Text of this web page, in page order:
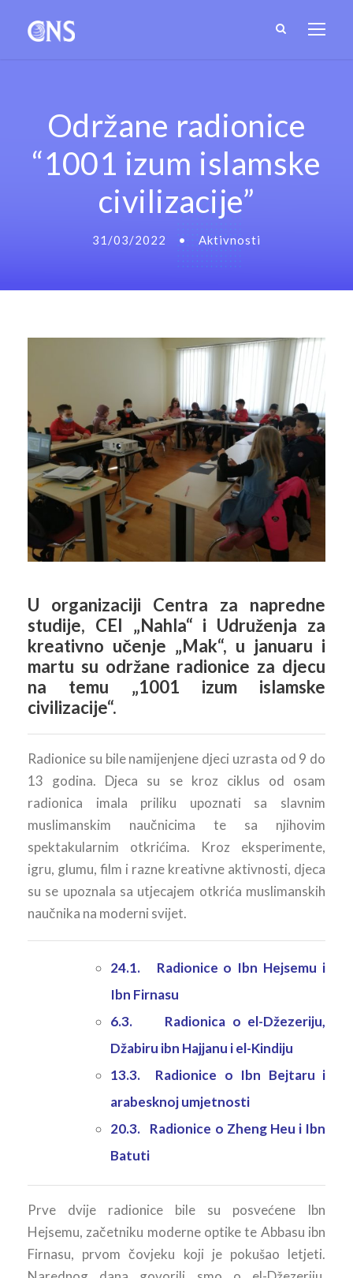
Održane radionice
“1001 izum islamske
civilizacije”
31/03/2022 • Aktivnosti
U organizaciji Centra za napredne
studije, CEI „Nahla“ i Udruženja za
kreativno učenje „Mak“, u januaru i
martu su održane radionice za djecu
na temu „1001 izum islamske
civilizacije“.
Radionice su bile namijenjene djeci uzrasta od 9 do
13 godina. Djeca su se kroz ciklus od osam
radionica imala priliku upoznati sa slavnim
muslimanskim naučnicima te sa njihovim
spektakularnim otkrićima. Kroz eksperimente,
igru, glumu, film i razne kreativne aktivnosti, djeca
su se upoznala sa utjecajem otkrića muslimanskih
naučnika na moderni svijet.
24.1. Radionice o Ibn Hejsemu i
Ibn Firnasu
6.3. Radionica o el-Džezeriju,
Džabiru ibn Hajjanu i el-Kindiju
13.3. Radionice o Ibn Bejtaru i
arabesknoj umjetnosti
20.3. Radionice o Zheng Heu i Ibn
Batuti
Prve dvije radionice bile su posvećene Ibn
Hejsemu, začetniku moderne optike te Abbasu ibn
Firnasu, prvom čovjeku koji je pokušao letjeti.